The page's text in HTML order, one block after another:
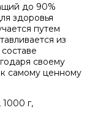
до 90%
здоровья
путем
из
своему
к самому ценному